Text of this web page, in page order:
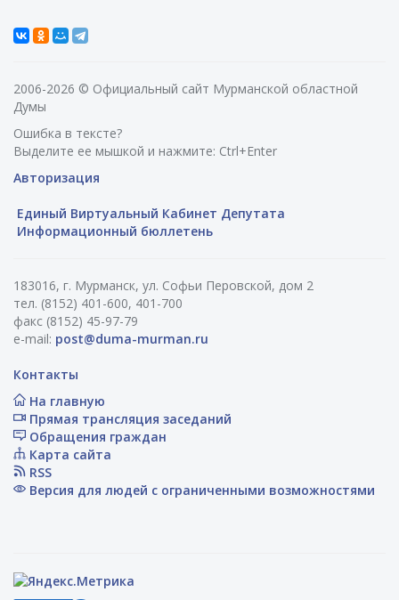
2006-2026 © Официальный сайт Мурманской областной
Думы
Ошибка в тексте?
Выделите ее мышкой и нажмите: Ctrl+Enter
Авторизация
Единый Виртуальный Кабинет Депутата
Информационный бюллетень
183016, г. Мурманск, ул. Софьи Перовской, дом 2
тел. (8152) 401-600, 401-700
факс (8152) 45-97-79
e-mail: post@duma-murman.ru
Контакты
На главную
Прямая трансляция заседаний
Обращения граждан
Карта сайта
RSS
Версия для людей с ограниченными возможностями